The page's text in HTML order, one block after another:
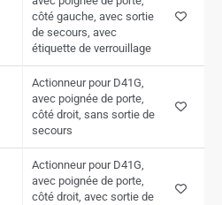
côté gauche, avec sortie
de secours, avec
étiquette de verrouillage
Actionneur pour D41G,
avec poignée de porte,
côté droit, sans sortie de
secours
Actionneur pour D41G,
avec poignée de porte,
côté droit, avec sortie de